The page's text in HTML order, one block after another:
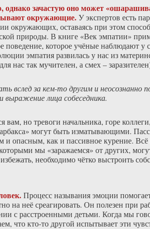
однако зачастую оно может
окружающие.У экспертов есть
окружающих, оставаясь при этом
природы. В книге «Век эмпатии»
поведение, которое учёные наблюдают
эмпатия развилась у нас из
нас так мучителен, а смех –
вслед за кем-то другим и неосознанно
выражение лица собеседника.
вам, но тревоги начальника, горе
могут быть изматывающими.
опасным, как и пассивное курение.
мы «заражаемся» от других,
необходимо чётко выстроить
Процесс называния эмоции
на неё среагировать. Он полезен при
с расстроенными детьми. Когда мы
что кто-то другой испытывает эти